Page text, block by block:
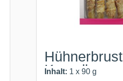
Hühnerbrust
Kaurolle
Inhalt: 1 x 90 g